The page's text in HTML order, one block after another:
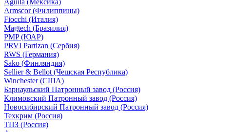
Aguila (Мексика)
Armscor (Филиппины)
Fiocchi (Италия)
Magtech (Бразилия)
PMP (ЮАР)
PRVI Partizan (Сербия)
RWS (Германия)
Sako (Финляндия)
Sellier & Bellot (Чешская Республика)
Winchester (США)
Барнаульский Патронный завод (Россия)
Климовский Патронный завод (Россия)
Новосибирский Патронный завод (Россия)
Техкрим (Россия)
ТПЗ (Россия)